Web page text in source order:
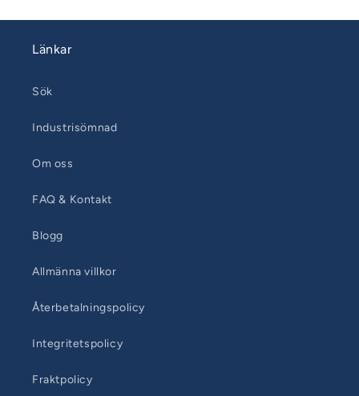
Länkar
Sök
Industrisömnad
Om oss
FAQ & Kontakt
Blogg
Allmänna villkor
Återbetalningspolicy
Integritetspolicy
Fraktpolicy